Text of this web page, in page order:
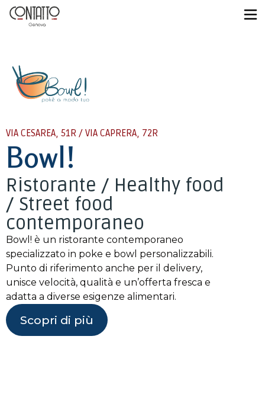
VIA CESAREA, 51R / VIA CAPRERA, 72R
Bowl!
Ristorante / Healthy food
/ Street food
contemporaneo
Bowl! è un ristorante contemporaneo
specializzato in poke e bowl personalizzabili.
Punto di riferimento anche per il delivery,
unisce velocità, qualità e un’offerta fresca e
adatta a diverse esigenze alimentari.
Scopri di più